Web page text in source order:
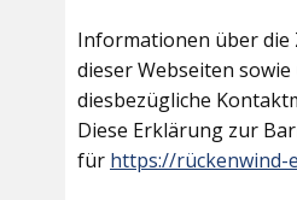
Informationen über die
dieser Webseiten
diesbezügliche
Diese Erklärung zur
für https://rückenwind-